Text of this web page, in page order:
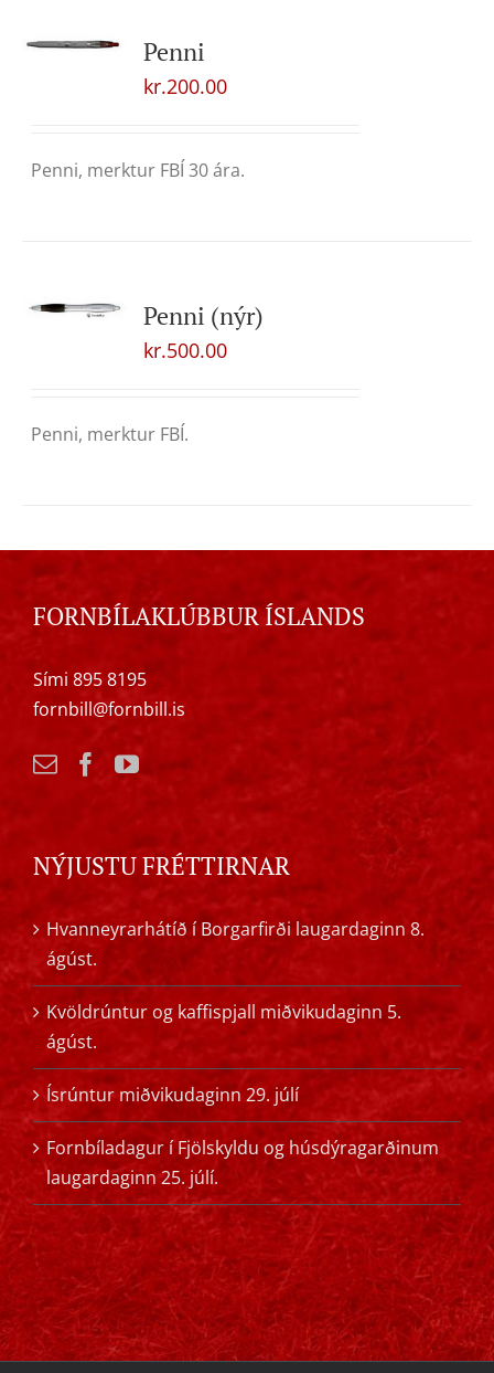
Penni
kr.200.00
Penni, merktur FBÍ 30 ára.
Penni (nýr)
kr.500.00
Penni, merktur FBÍ.
FORNBÍLAKLÚBBUR ÍSLANDS
Sími 895 8195
fornbill@fornbill.is
NÝJUSTU FRÉTTIRNAR
Hvanneyrarhátíð í Borgarfirði laugardaginn 8.
ágúst.
Kvöldrúntur og kaffispjall miðvikudaginn 5.
ágúst.
Ísrúntur miðvikudaginn 29. júlí
Fornbíladagur í Fjölskyldu og húsdýragarðinum
laugardaginn 25. júlí.